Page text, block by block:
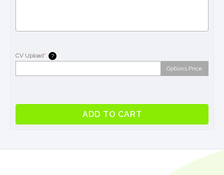
CV Upload*
?
Options Price
ADD TO CART